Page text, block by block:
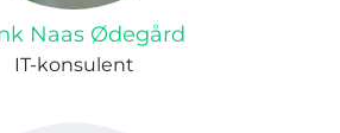
Naas Ødegård
IT-konsulent